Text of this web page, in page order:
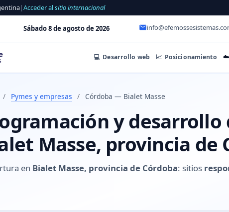
|Acceder alsitio internacional
Sábado 8 de agosto de 2026
💻 Desarrollo web 📈 Posicionamiento ☁️
/ Pymes y empresas / Córdoba — Bialet Masse
y desarrollo
Masse, provincia de
en Bialet Masse, provincia de Córdoba: sitios